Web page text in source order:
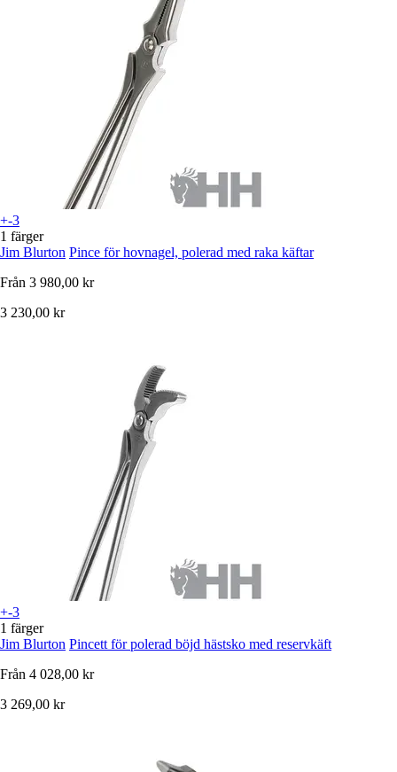
+-3
1 färger
Jim Blurton Pince för hovnagel, polerad med raka käftar
Från 3 980,00 kr
3 230,00 kr
+-3
1 färger
Jim Blurton Pincett för polerad böjd hästsko med reservkäft
Från 4 028,00 kr
3 269,00 kr